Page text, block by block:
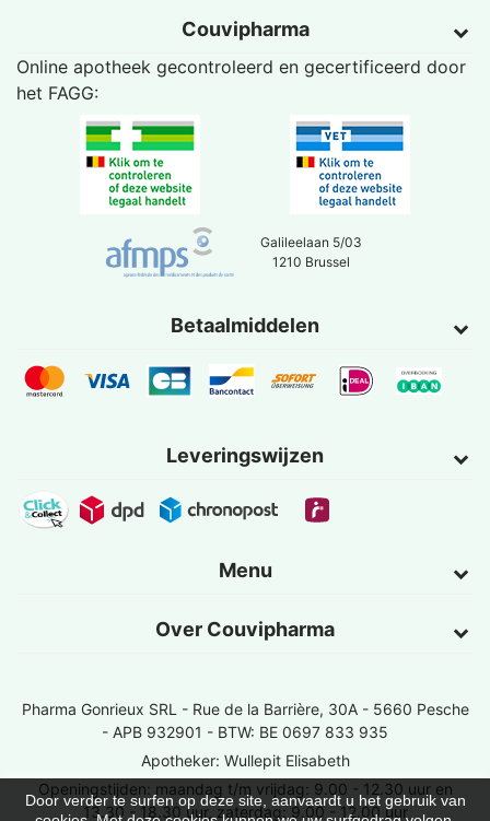
Couvipharma
Online apotheek gecontroleerd en gecertificeerd door
het FAGG:
Galileelaan 5/03
1210 Brussel
Betaalmiddelen
Leveringswijzen
Menu
Over Couvipharma
Door verder te surfen op deze site, aanvaardt u het gebruik van
Pharma Gonrieux SRL - Rue de la Barrière, 30A - 5660 Pesche
- APB 932901 - BTW: BE 0697 833 935
Apotheker: Wullepit Elisabeth
Openingstijden: maandag t/m vrijdag: 9.00 - 12.30 uur en
13.30 - 18.30 uur, zaterdag: 9.00 - 12.00 uur